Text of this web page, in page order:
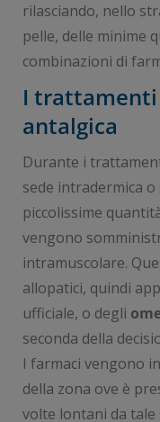
rilasciando, nello
pelle, delle minime
combinazioni di
I
antalgica
Durante i
sede intradermica
piccolissime
vengono
intramuscolare.
allopatici, quindi
ufficiale, o degli
seconda della
I farmaci vengono
della zona ove è
volte lontani da